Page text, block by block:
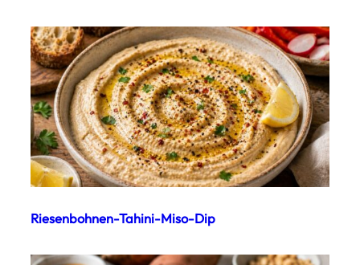
Riesenbohnen-Tahini-Miso-Dip